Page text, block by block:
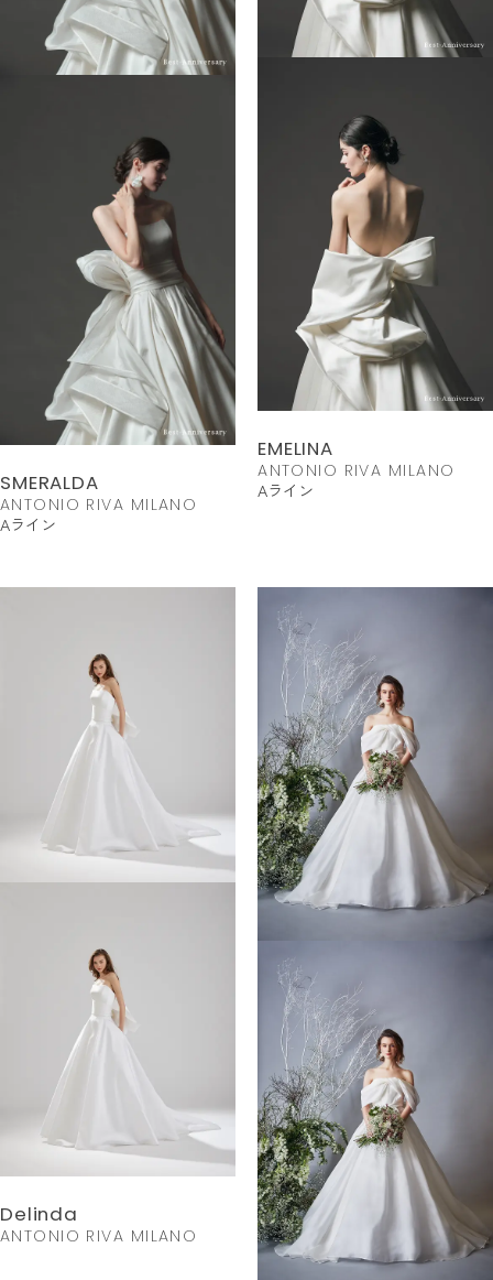
SMERALDA
ANTONIO RIVA MILANO
Aライン
EMELINA
ANTONIO RIVA MILANO
Aライン
Delinda
ANTONIO RIVA MILANO